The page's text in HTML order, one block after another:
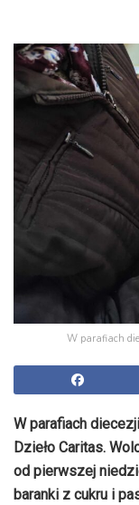
W parafiach
W parafiach
Dzieło Caritas.
od pierwszej
baranki z cukru i